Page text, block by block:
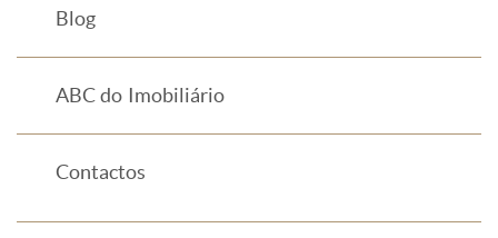
Blog
ABC do Imobiliário
Contactos